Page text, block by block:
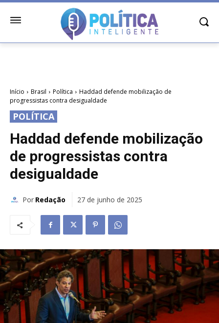
Início Brasil Política
Haddad defende mobilização de
progressistas contra desigualdade
POLÍTICA
Haddad defende mobilização
de progressistas contra
desigualdade
Por Redação 27 de junho de 2025